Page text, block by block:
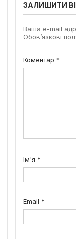
ЗАЛИШИТИ
Ваша e-mail
Обов’язкові
Коментар *
Ім'я *
Email *